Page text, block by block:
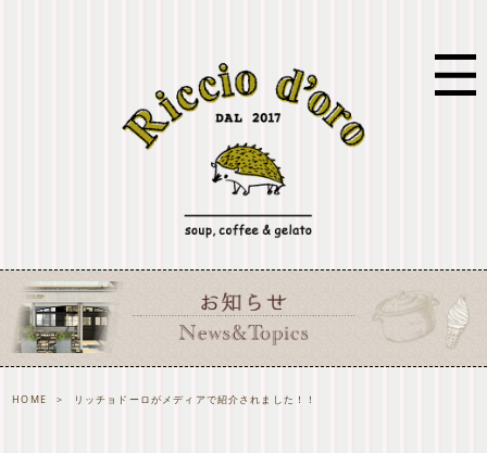
HOME > リッチョドーロがメディアで紹介されました！！